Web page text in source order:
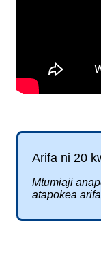
Arifa ni 20
Mtumiaji
atapokea arifa